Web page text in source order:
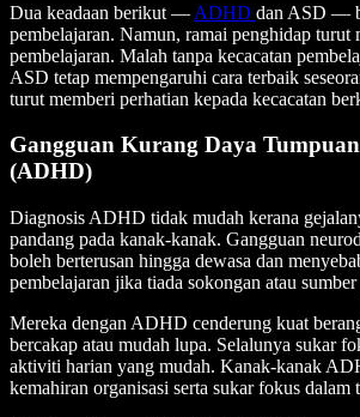
Dua keadaan berikut — ADHD dan ASD —
pembelajaran. Namun, ramai penghidap turut
pembelajaran. Malah tanpa kecacatan
ASD tetap mempengaruhi cara terbaik
turut memberi perhatian kepada kecacatan
Gangguan Kurang Daya
(ADHD)
Diagnosis ADHD tidak mudah kerana
pandang pada kanak-kanak. Gangguan
boleh berterusan hingga dewasa dan
pembelajaran jika tiada sokongan atau sumber
Mereka dengan ADHD cenderung kuat
bercakap atau mudah lupa. Selalunya sukar
aktiviti harian yang mudah. Kanak-kanak
kemahiran organisasi serta sukar fokus dalam